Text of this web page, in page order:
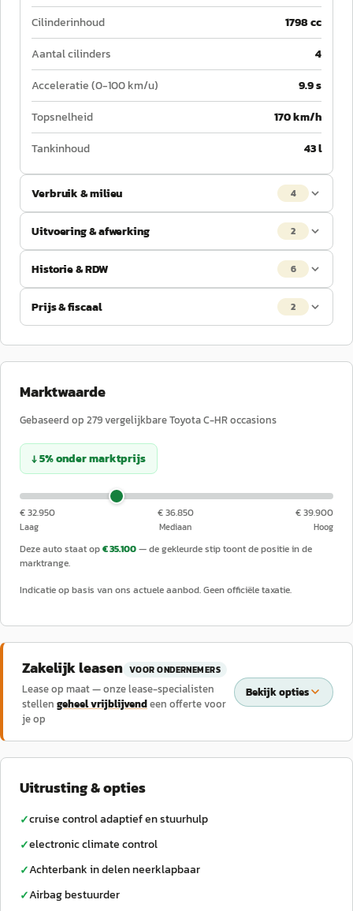
Cilinderinhoud
1798 cc
Aantal cilinders
4
Acceleratie (0-100 km/u)
9.9 s
Topsnelheid
170 km/h
Tankinhoud
43 l
Verbruik & milieu 4
Uitvoering & afwerking 2
Historie & RDW 6
Prijs & fiscaal 2
Marktwaarde
Gebaseerd op 279vergelijkbareToyotaC-HRoccasions
↓5%ondermarktprijs
€ 32.950
Laag
€ 36.850
Mediaan
€ 39.900
Hoog
Deze auto staat op€ 35.100— de gekleurde stip toont de positie in de
marktrange.
Indicatie op basis van ons actuele aanbod. Geen officiële taxatie.
Zakelijk leasen VOOR ONDERNEMERS
Lease op maat — onze lease-specialisten
stellen geheel vrijblijvendeen offerte voor
je op
Bekijk opties
Uitrusting & opties
✓cruise control adaptief en stuurhulp
✓electronic climate control
✓Achterbank in delen neerklapbaar
✓Airbag bestuurder